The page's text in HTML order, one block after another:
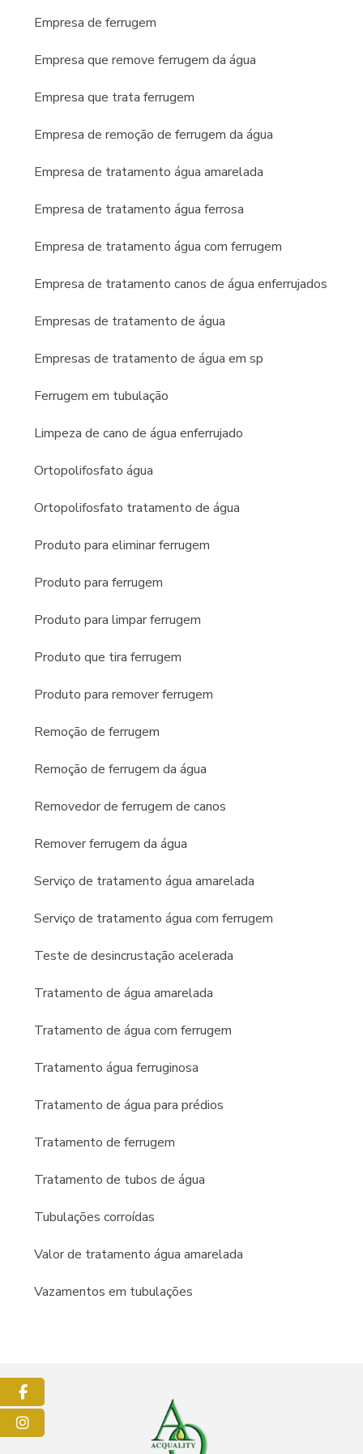
uma solução altamente eficiente em edifícios que estejam
enferrujados ou incrustados. A empresa atende condomínios
Empresa de ferrugem
Empresa que remove ferrugem da água
Empresa que trata ferrugem
Empresa de remoção de ferrugem da água
Empresa de tratamento água amarelada
Empresa de tratamento água ferrosa
Empresa de tratamento água com ferrugem
Empresa de tratamento canos de água enferrujados
Empresas de tratamento de água
Empresas de tratamento de água em sp
Ferrugem em tubulação
Limpeza de cano de água enferrujado
Ortopolifosfato água
Ortopolifosfato tratamento de água
Produto para eliminar ferrugem
Produto para ferrugem
Produto para limpar ferrugem
Produto que tira ferrugem
Produto para remover ferrugem
Remoção de ferrugem
Remoção de ferrugem da água
Removedor de ferrugem de canos
Remover ferrugem da água
Serviço de tratamento água amarelada
Serviço de tratamento água com ferrugem
Teste de desincrustação acelerada
Tratamento de água amarelada
Tratamento de água com ferrugem
Tratamento água ferruginosa
Tratamento de água para prédios
Tratamento de ferrugem
Tratamento de tubos de água
Tubulações corroídas
Valor de tratamento água amarelada
Vazamentos em tubulações
Facebook
Instagram